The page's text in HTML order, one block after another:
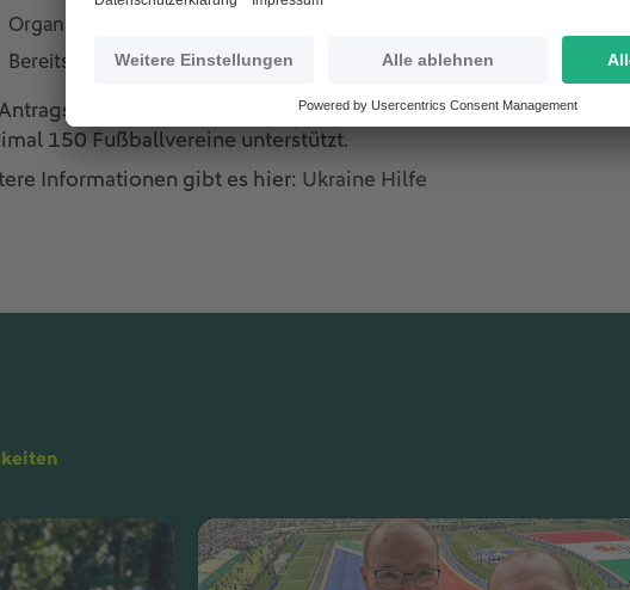
Organisation von Turnieren, Sprachkursen und Dolmetschern
Bereitstellung des Vereinsheims für geflüchtete Familien
ist fortlaufend per E-Mail aninfo@egidius-braun.de
150 Fußballvereine unterstützt.
Informationen gibt es hier: Ukraine Hilfe